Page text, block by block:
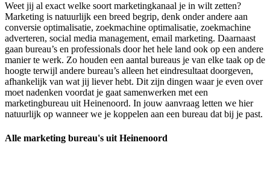
Weet jij al exact welke soort marketingkanaal je in wilt zetten?
Marketing is natuurlijk een breed begrip, denk onder andere aan
conversie optimalisatie, zoekmachine optimalisatie, zoekmachine
adverteren, social media management, email marketing. Daarnaast
gaan bureau’s en professionals door het hele land ook op een andere
manier te werk. Zo houden een aantal bureaus je van elke taak op de
hoogte terwijl andere bureau’s alleen het eindresultaat doorgeven,
afhankelijk van wat jij liever hebt. Dit zijn dingen waar je even over
moet nadenken voordat je gaat samenwerken met een
marketingbureau uit Heinenoord. In jouw aanvraag letten we hier
natuurlijk op wanneer we je koppelen aan een bureau dat bij je past.
Alle marketing bureau's uit Heinenoord